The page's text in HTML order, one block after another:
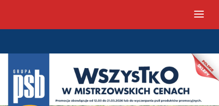
PSB Mrówka Zwoleń -